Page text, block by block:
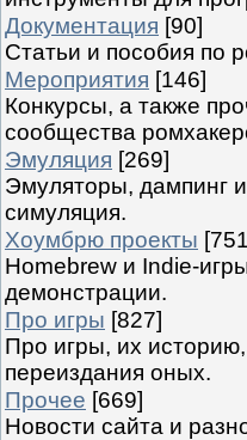
Документация [90]
Статьи и пособия по
Мероприятия [146]
Конкурсы, а также
сообщества
Эмуляция [269]
Эмуляторы, дампинг
симуляция.
Хоумбрю проекты
Homebrew и Indie-
демонстрации.
Про игры [827]
Про игры, их
переиздания оных.
Прочее [669]
Новости сайта и